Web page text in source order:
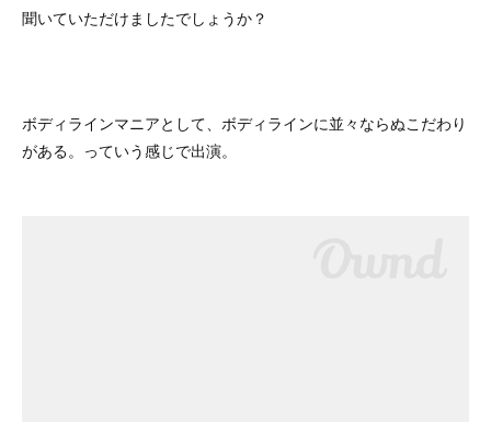
聞いていただけましたでしょうか？
ボディラインマニアとして、ボディラインに並々ならぬこだわり
がある。っていう感じで出演。